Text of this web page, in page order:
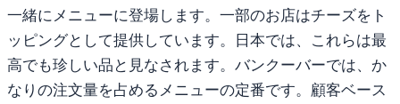
一緒にメニューに登場します。一部のお店はチーズをト
ッピングとして提供しています。日本では、これらは最
高でも珍しい品と見なされます。バンクーバーでは、か
なりの注文量を占めるメニューの定番です。顧客ベース